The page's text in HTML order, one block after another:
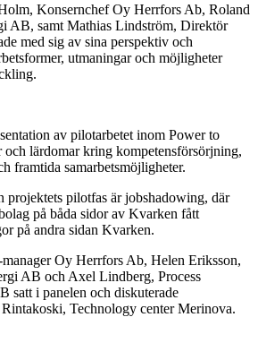
Konsernchef Oy Herrfors Ab, Roland
AB, samt Mathias Lindström, Direktör
med sig av sina perspektiv och
utmaningar och möjligheter
av pilotarbetet inom Power to
lärdomar kring kompetensförsörjning,
framtida samarbetsmöjligheter.
projektets pilotfas är jobshadowing, där
på båda sidor av Kvarken fått
på andra sidan Kvarken.
Oy Herrfors Ab, Helen Eriksson,
AB och Axel Lindberg, Process
satt i panelen och diskuterade
Technology center Merinova.